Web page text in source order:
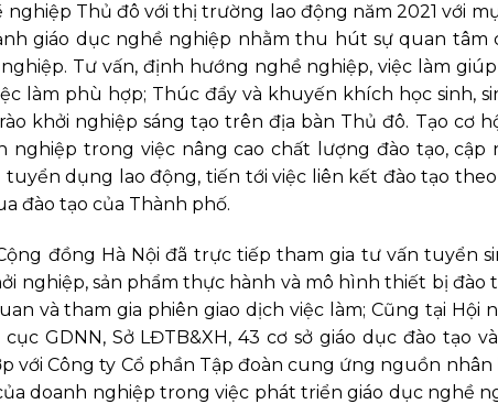
nghiệp Thủ đô với thị trường lao động năm 2021 với
giáo dục nghề nghiệp nhằm thu hút sự quan tâm
Tư vấn, định hướng nghề nghiệp, việc làm
làm phù hợp; Thúc đẩy và khuyến khích học sinh,
khởi nghiệp sáng tạo trên địa bàn Thủ đô. Tạo cơ
nghiệp trong việc nâng cao chất lượng đào tạo,
dụng lao động, tiến tới việc liên kết đào tạo
đào tạo của Thành phố.
đồng Hà Nội đã trực tiếp tham gia tư vấn tuyển
nghiệp, sản phẩm thực hành và mô hình thiết bị đào
và tham gia phiên giao dịch việc làm; Cũng tại Hội
GDNN, Sở LĐTB&XH, 43 cơ sở giáo dục đào tạo
Công ty Cổ phần Tập đoàn cung ứng nguồn nhân
doanh nghiệp trong việc phát triển giáo dục nghề